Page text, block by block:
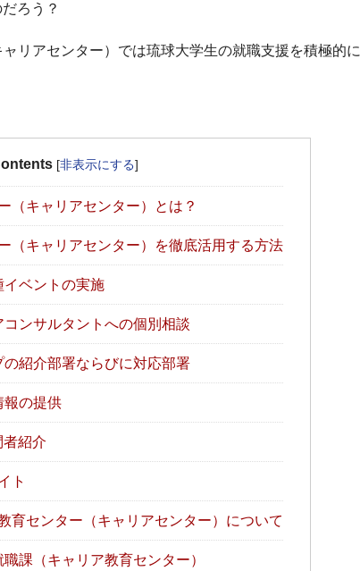
ろう？
リアセンター）では琉球大学生の就職支援を積極的に
[非表示にする]
（キャリアセンター）とは？
（キャリアセンター）を徹底活用する方法
イベントの実施
コンサルタントへの個別相談
紹介部署ならびに対応部署
報の提供
紹介
ト
育センター（キャリアセンター）について
課（キャリア教育センター）